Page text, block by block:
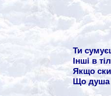
Ти
Інші в
Якщо
Що душа